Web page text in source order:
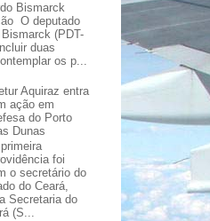
Bismarck
O deputado
(PDT-
duas
os p...
Aquiraz entra
ação em
do Porto
Dunas
foi
o secretário do
do Ceará,
Secretaria do
(S...